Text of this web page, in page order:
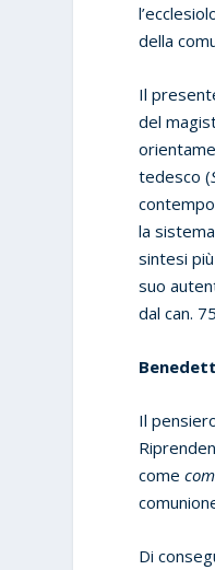
della
Il
del
tedesco (
la
sintesi
suo
dal can.
Il
come
Di